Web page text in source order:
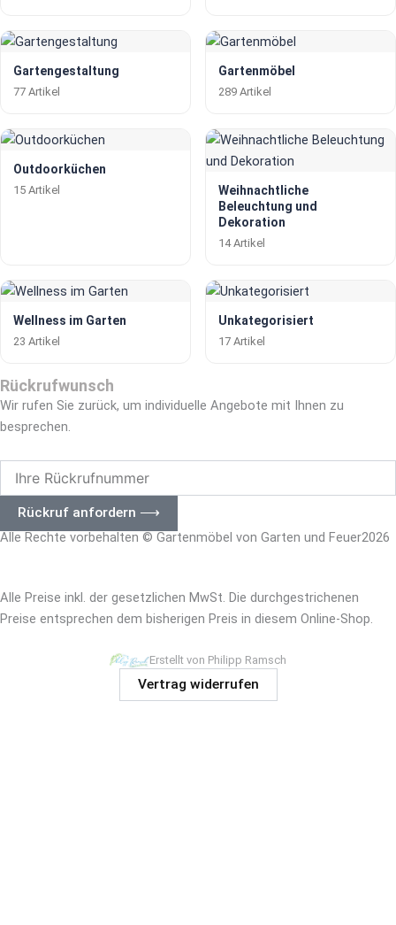
Gartengestaltung
77 Artikel
Gartenmöbel
289 Artikel
Outdoorküchen
15 Artikel
Weihnachtliche
Beleuchtung und
Dekoration
14 Artikel
Wellness im Garten
23 Artikel
Unkategorisiert
17 Artikel
Rückrufwunsch
Wir rufen Sie zurück, um individuelle Angebote mit Ihnen zu
besprechen.
Rückrufnummer
Rückruf anfordern ⟶
Alle Rechte vorbehalten © Gartenmöbel von Garten und Feuer2026
Alle Preise inkl. der gesetzlichen MwSt. Die durchgestrichenen
Preise entsprechen dem bisherigen Preis in diesem Online-Shop.
Erstellt von Philipp Ramsch
Vertrag widerrufen